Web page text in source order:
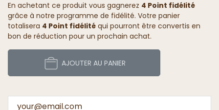
En achetant ce produit vous gagnerez 4 Point fidélité
grâce à notre programme de fidélité. Votre panier
totalisera 4 Point fidélité qui pourront être convertis en
bon de réduction pour un prochain achat.
AJOUTER AU PANIER